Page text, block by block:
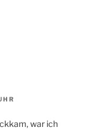
war ich